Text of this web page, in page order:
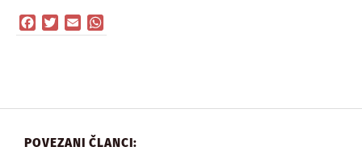
Facebook
TwitterEmail
POVEZANI ČLANCI: